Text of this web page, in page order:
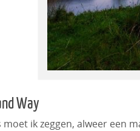
Way
moet ik zeggen, alweer een